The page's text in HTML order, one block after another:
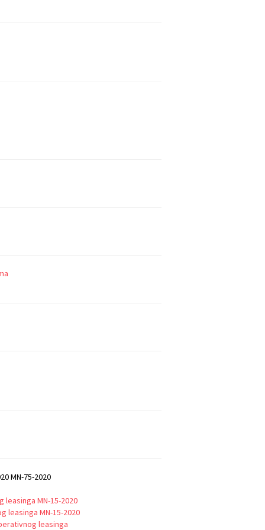
MN-75-2020
MN-15-2020
leasinga MN-15-2020
leasinga